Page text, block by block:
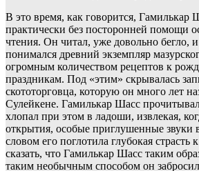
В это время, как говорится, Гамилькар
практически без посторонней помощи
чтения. Он читал, уже довольно бегло,
понимался древний экземпляр
огромным количеством рецептов к
праздникам. Под «этим» скрывалась
скототорговца, которую он много лет
Сулейкене. Гамилькар Шасс
хлопал при этом в ладоши, извлекая,
открытия, особые приглушенные звуки
словом его поглотила глубокая
сказать, что Гамилькар Шасс таким
таким необычным способом он забросил